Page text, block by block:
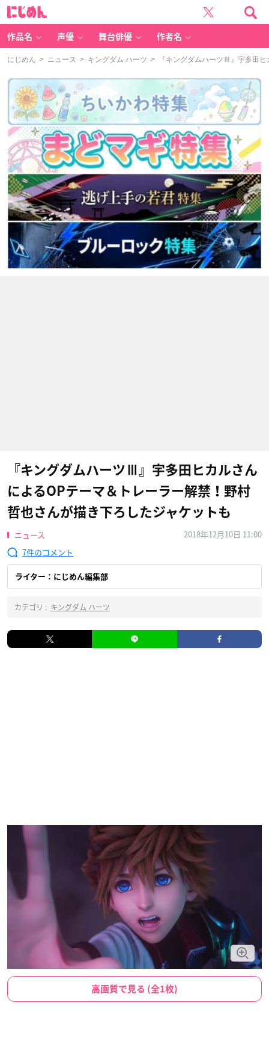
作品名 声優 舞台俳優 作者名
にじめん > ニュース > キングダム ハーツ > 『キングダムハーツⅢ』宇多田ヒ
『キングダムハーツⅢ』宇多田ヒカルさん
によるOPテーマ＆トレーラー解禁！野村
哲也さんが描き下ろしたジャケットも
ニュース
2018年12月10日 11:00
7
ライター：にじめん編集部
カテゴリ : キングダム ハーツ
高画質で見る (全1枚)